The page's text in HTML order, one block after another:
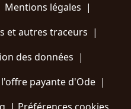
Mentions légales |
et autres traceurs |
des données |
payante d'Ode |